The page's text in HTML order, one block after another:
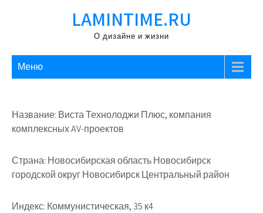
LAMINTIME.RU
О дизайне и жизни
Меню
Название: Виста Технолоджи Плюс, компания
комплексных AV-проектов
Страна: Новосибирская область Новосибирск
городской округ Новосибирск Центральный район
Индекс: Коммунистическая, 35 к4